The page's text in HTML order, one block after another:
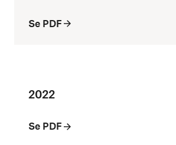
Se PDF
2022
Se PDF